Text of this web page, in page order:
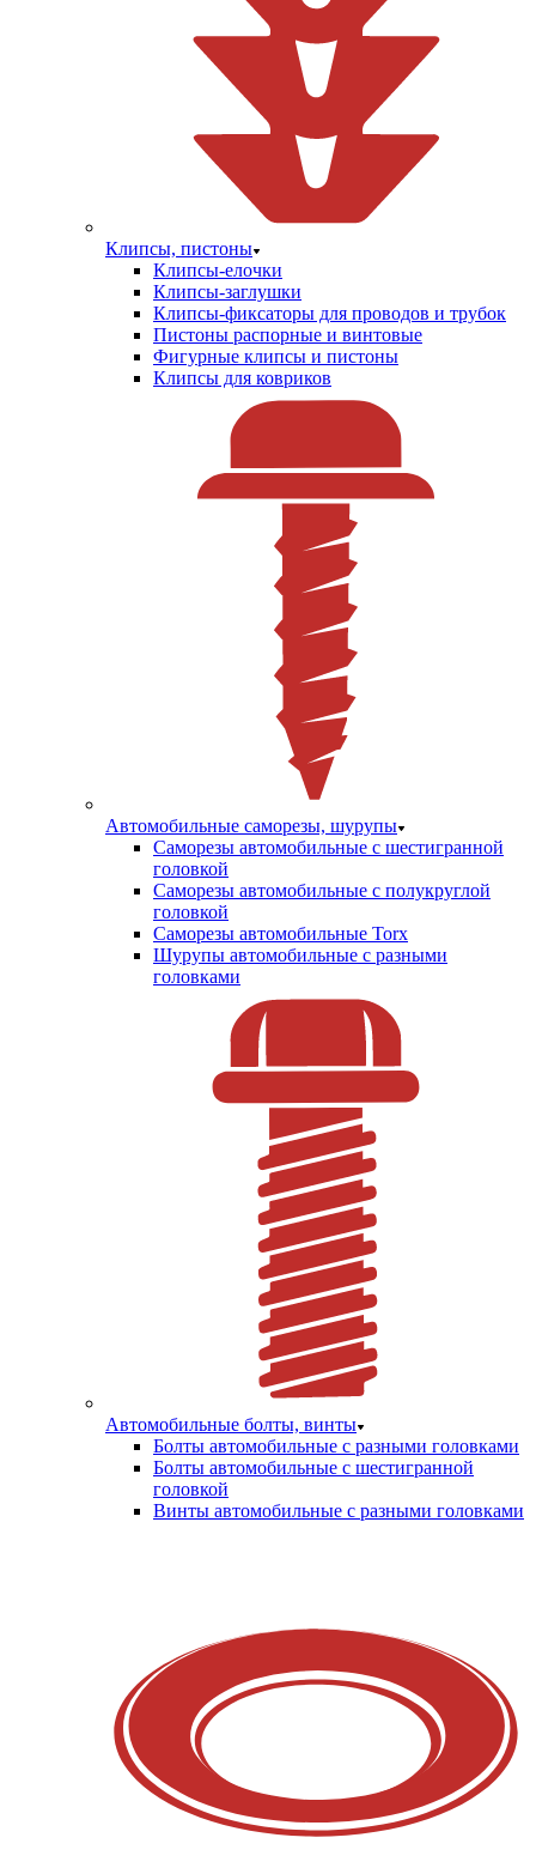
Клипсы, пистоны
Клипсы-елочки
Клипсы-заглушки
Клипсы-фиксаторы для проводов и трубок
Пистоны распорные и винтовые
Фигурные клипсы и пистоны
Клипсы для ковриков
Автомобильные саморезы, шурупы
Саморезы автомобильные с шестигранной
головкой
Саморезы автомобильные с полукруглой
головкой
Саморезы автомобильные Torx
Шурупы автомобильные с разными
головками
Автомобильные болты, винты
Болты автомобильные с разными головками
Болты автомобильные с шестигранной
головкой
Винты автомобильные с разными головками